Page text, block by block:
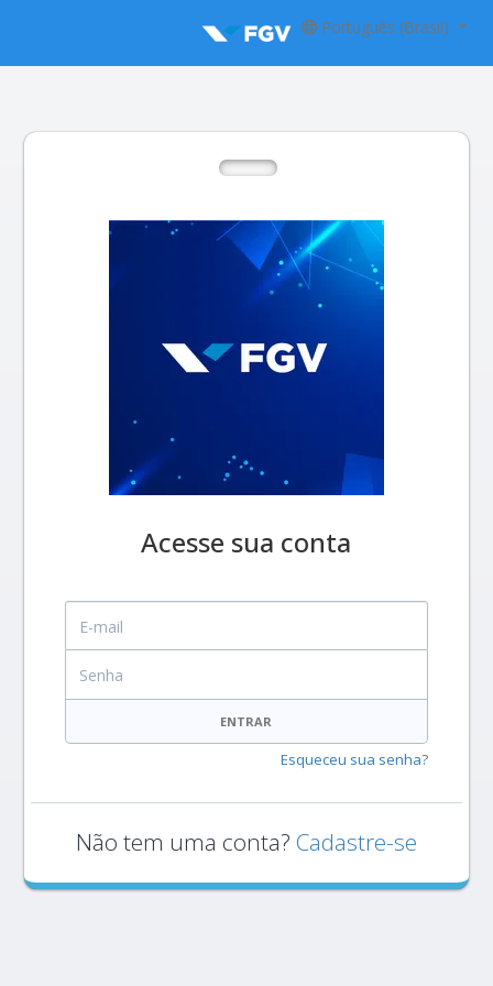
Português (Brasil)
Acesse sua conta
E-mail
ENTRAR
Esqueceu sua senha?
Não tem uma conta? Cadastre-se